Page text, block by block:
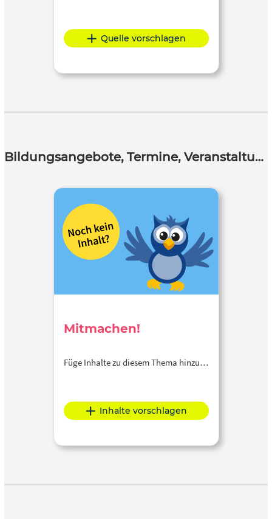
Quelle vorschlagen
Bildungsangebote, Termine, Veranstaltungen
Mitmachen!
Füge Inhalte zu diesem Thema hinzu…
Inhalte vorschlagen